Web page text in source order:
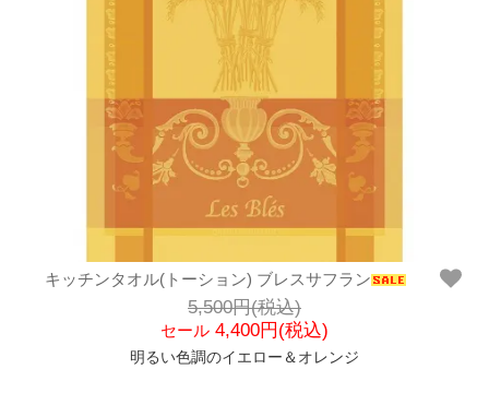
キッチンタオル(トーション) ブレスサフラン
5,500円(税込)
セール 4,400円(税込)
明るい色調のイエロー＆オレンジ